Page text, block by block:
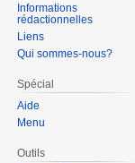
Informations
rédactionnelles
Liens
Qui sommes-nous?
Spécial
Aide
Menu
Outils